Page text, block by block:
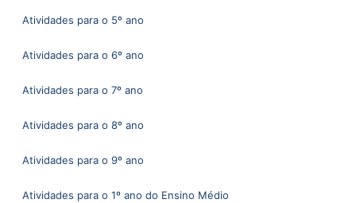
Atividades para o 5º ano
Atividades para o 6º ano
Atividades para o 7º ano
Atividades para o 8º ano
Atividades para o 9º ano
Atividades para o 1º ano do Ensino Médio